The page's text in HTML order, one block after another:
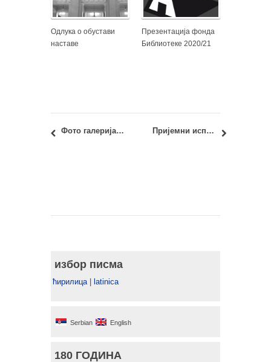
Одлука о обустави
наставе
Презентација фонда
Библиотеке 2020/21
Фото галерија: Ле Корбизје 150+ Пријемни испит 2023: Универзитет у Београду објавио је конкурс за упис студената на основне и интегрисане академске студије Универзитета у Београду за школску 2023/2024. годину
избор писма
ћирилица latinica
Serbian English
180 ГОДИНА